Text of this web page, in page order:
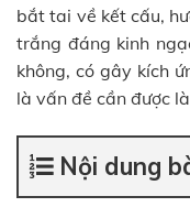
bắt tai về kết cấu,
trắng đáng kinh
không, có gây kích
là vấn đề cần được
Nội dung